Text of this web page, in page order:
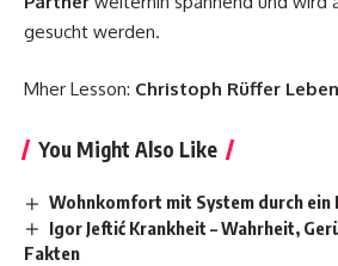
gesucht werden.
Mher Lesson: Christoph Rüffer
You Might Also Like
Wohnkomfort mit System durch ein
Igor Jeftić Krankheit – Wahrheit,
Fakten